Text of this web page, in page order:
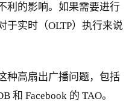
利的影响。如果需要进行
于实时（OLTP）执行来说
种高扇出广播问题，包括
和 Facebook 的 TAO。